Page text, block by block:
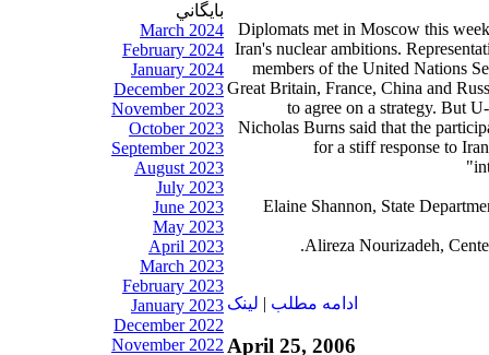
بايگاني
March 2024
February 2024
January 2024
December 2023
November 2023
October 2023
September 2023
August 2023
July 2023
June 2023
May 2023
April 2023
March 2023
February 2023
January 2023
December 2022
November 2022
Diplomats met in Moscow this
Iran's nuclear ambitions.
members of the United Nations
Great Britain, France, China and
to agree on a strategy. But
Nicholas Burns said that the
for a stiff response to
Elaine Shannon, State
Alireza Nourizadeh,
ادامه مطلب لينک
April 25, 2006